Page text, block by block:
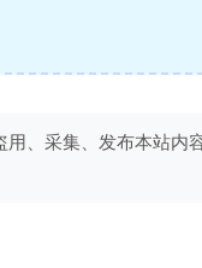
、采集、发布本站内